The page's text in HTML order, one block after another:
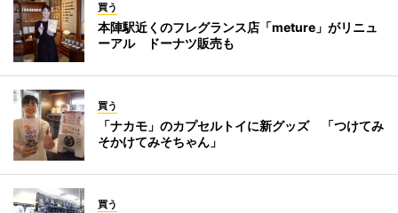
買う
本陣駅近くのフレグランス店「meture」がリニュ
ーアル ドーナツ販売も
買う
「ナカモ」のカプセルトイに新グッズ 「つけてみ
そかけてみそちゃん」
買う